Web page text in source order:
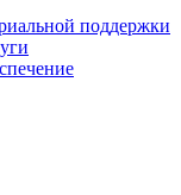
поддержки